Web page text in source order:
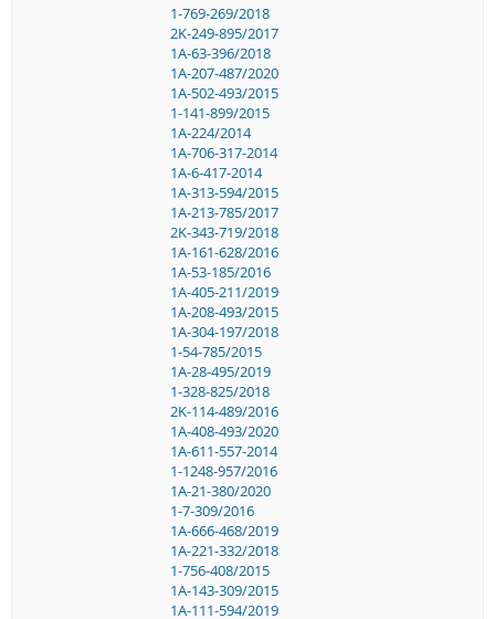
1-769-269/2018
2K-249-895/2017
1A-63-396/2018
1A-207-487/2020
1A-502-493/2015
1-141-899/2015
1A-224/2014
1A-706-317-2014
1A-6-417-2014
1A-313-594/2015
1A-213-785/2017
2K-343-719/2018
1A-161-628/2016
1A-53-185/2016
1A-405-211/2019
1A-208-493/2015
1A-304-197/2018
1-54-785/2015
1A-28-495/2019
1-328-825/2018
2K-114-489/2016
1A-408-493/2020
1A-611-557-2014
1-1248-957/2016
1A-21-380/2020
1-7-309/2016
1A-666-468/2019
1A-221-332/2018
1-756-408/2015
1A-143-309/2015
1A-111-594/2019